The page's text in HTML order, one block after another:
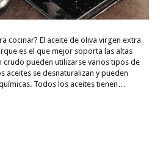
cocinar? El aceite de oliva virgen extra
es el que mejor soporta las altas
crudo pueden utilizarse varios tipos de
aceites se desnaturalizan y pueden
Todos los aceites tienen…